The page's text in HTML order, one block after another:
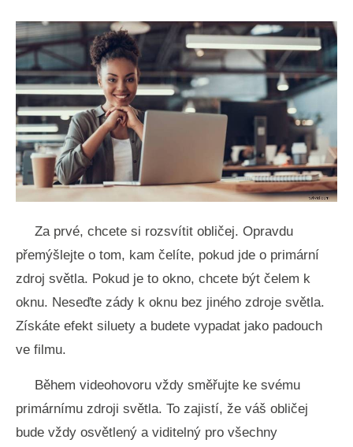
Za prvé, chcete si rozsvítit obličej. Opravdu
přemýšlejte o tom, kam čelíte, pokud jde o primární
zdroj světla. Pokud je to okno, chcete být čelem k
oknu. Neseďte zády k oknu bez jiného zdroje světla.
Získáte efekt siluety a budete vypadat jako padouch
ve filmu.
Během videohovoru vždy směřujte ke svému
primárnímu zdroji světla. To zajistí, že váš obličej
bude vždy osvětlený a viditelný pro všechny